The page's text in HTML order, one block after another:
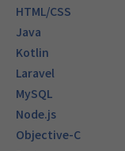
HTML/CSS
Java
Kotlin
Laravel
MySQL
Node.js
Objective-C